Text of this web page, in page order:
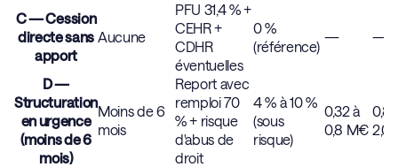
C — Cession
directe sans
apport
Aucune
PFU 31,4 % +
CEHR +
CDHR
éventuelles
0 %
(référence)
— —
D —
Structuration
en urgence
(moins de 6
mois)
Moins de 6
mois
Report avec
remploi 70
% + risque
d'abus de
droit
4 % à 10 %
(sous
risque)
0,32 à
0,8 M€
0,8
2,0